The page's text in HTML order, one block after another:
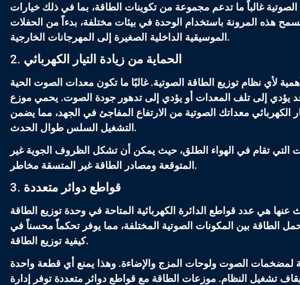
غالباً ما تدعم مجموعة من تكوينات الطاقة، بما في ذلك خيارات
هذه المرونة باستخدام الوحدة في بيئات مختلفة، بدءاً من الحفلات
الموسيقية الداخلية الصغيرة إلى المهرجانات الخارجية.
2. الحماية من زيادة التيار الكهربائي
لأي نظام توزيع الطاقة الصوتية. غالبًا ما تكون معدات الصوت الحية
يؤدي إلى تلف المعدات أو يؤدي إلى تدهور جودة الصوت. يحمي موزع
الكهربائي معداتك الصوتية من الارتفاع المفاجئ في الجهد، مما يضمن
التشغيل السلس طوال الحدث.
تقام في الهواء الطلق، حيث يمكن أن تشكل الظروف الجوية غير
المتوقعة ومصادر الطاقة غير المتسقة مخاطر.
3. قواطع دوائر متعددة
هي عدد قواطع الدائرة الكهربائية المتاحة في وحدة توزيع الطاقة
الطاقة بين المكونات الصوتية المختلفة، مما يوفر تحكماً محسناً في
كيفية توزيع الطاقة.
لمضخمات الصوت ولوحات المزج والإضاءة. وهذا يمنع أي قطعة واحدة
تشغيل النظام. موزعات الطاقة مع قواطع دوائر متعددة توفر إدارة